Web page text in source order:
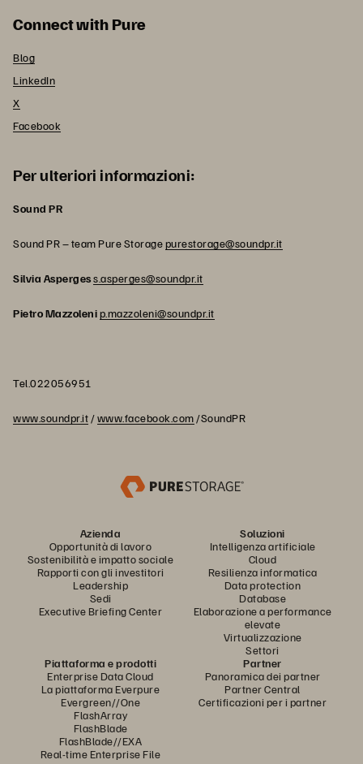
Connect with Pure
Blog
LinkedIn
X
Facebook
Per ulteriori informazioni:
Sound PR
Sound PR – team Pure Storagepurestorage@soundpr.it
Silvia Aspergess.asperges@soundpr.it
Pietro Mazzolenip.mazzoleni@soundpr.it
Tel.022056951
www.soundpr.it /www.facebook.com /SoundPR
Azienda
Opportunità di lavoro
Sostenibilità e impatto sociale
Rapporti con gli investitori
Leadership
Sedi
Executive Briefing Center
Soluzioni
Intelligenza artificiale
Cloud
Resilienza informatica
Data protection
Database
Elaborazione a performance
elevate
Virtualizzazione
Settori
Piattaforma e prodotti
Enterprise Data Cloud
La piattaforma Everpure
Evergreen//One
FlashArray
FlashBlade
FlashBlade//EXA
Real-time Enterprise File
Partner
Panoramica dei partner
Partner Central
Certificazioni per i partner